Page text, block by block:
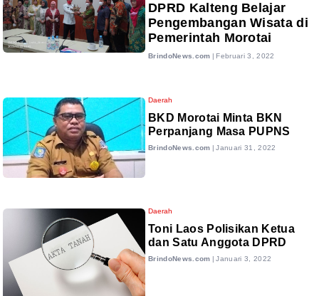
DPRD Kalteng Belajar
Pengembangan Wisata di
Pemerintah Morotai
BrindoNews.com | Februari 3, 2022
Daerah
BKD Morotai Minta BKN
Perpanjang Masa PUPNS
BrindoNews.com | Januari 31, 2022
Daerah
Toni Laos Polisikan Ketua
dan Satu Anggota DPRD
BrindoNews.com | Januari 3, 2022